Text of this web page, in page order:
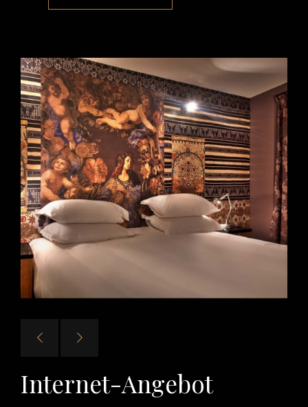
Internet-Angebot